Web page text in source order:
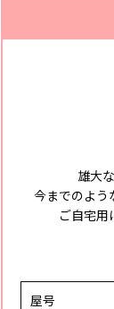
雄大
今までのよう
ご自宅用
屋号